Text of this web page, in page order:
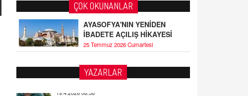
ÇOK OKUNANLAR
AYASOFYA'NIN YENİDEN
İBADETE AÇILIŞ HİKAYESİ
25 Temmuz 2026 Cumartesi
YAZARLAR